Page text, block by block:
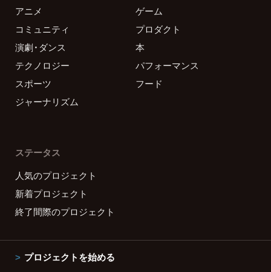
アニメ
ゲーム
コミュニティ
プロダクト
演劇・ダンス
本
テクノロジー
パフォーマンス
スポーツ
フード
ジャーナリズム
ステータス
人気のプロジェクト
新着プロジェクト
終了間際のプロジェクト
プロジェクトを始める